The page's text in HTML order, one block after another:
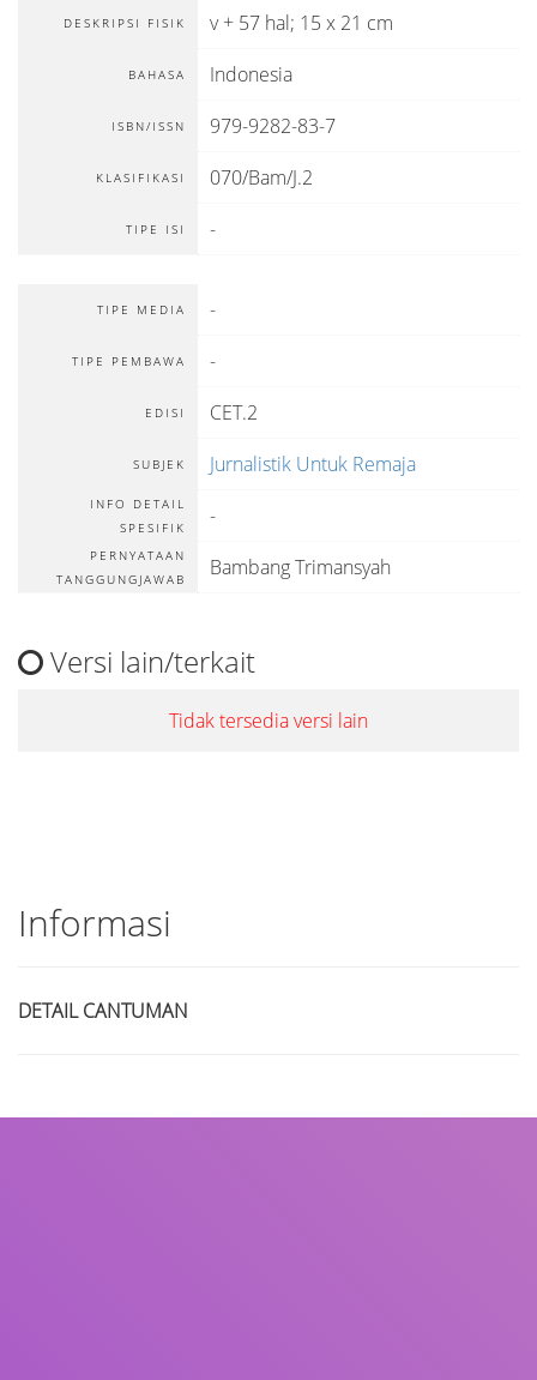
DESKRIPSI FISIK v + 57 hal; 15 x 21 cm
BAHASA Indonesia
ISBN/ISSN 979-9282-83-7
KLASIFIKASI 070/Bam/J.2
TIPE ISI -
TIPE MEDIA -
TIPE PEMBAWA -
EDISI CET.2
SUBJEK Jurnalistik Untuk Remaja
INFO DETAIL
SPESIFIK
-
PERNYATAAN
TANGGUNGJAWAB
Bambang Trimansyah
Versi lain/terkait
Tidak tersedia versi lain
Informasi
DETAIL CANTUMAN